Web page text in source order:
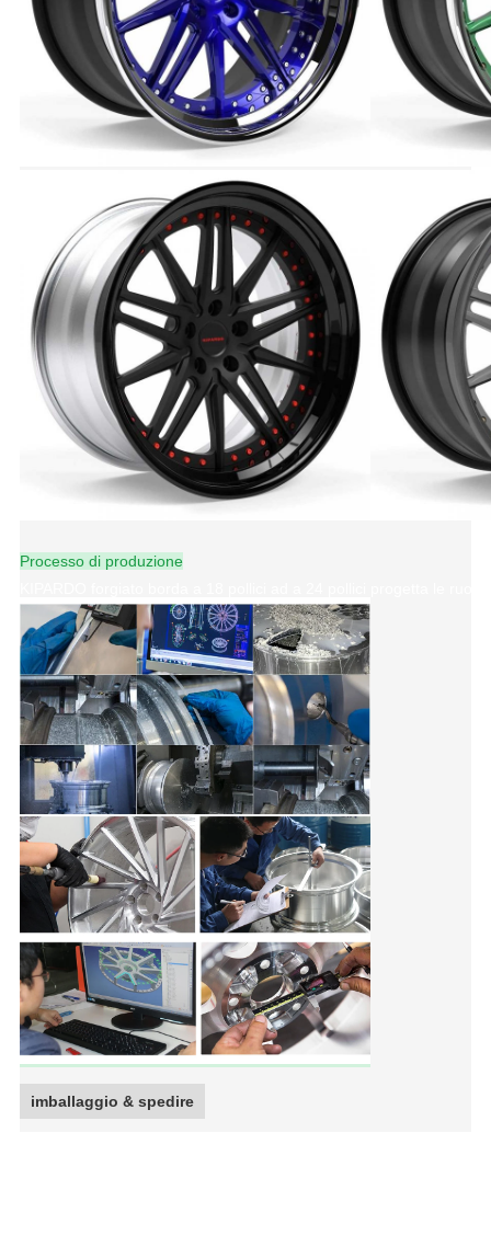
Processo di produzione
imballaggio & spedire